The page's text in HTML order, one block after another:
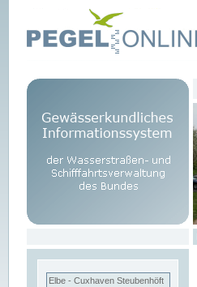
Elbe - Cuxhaven Steubenhöft